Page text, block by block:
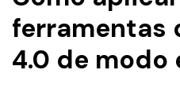
ferramentas
4.0 de modo